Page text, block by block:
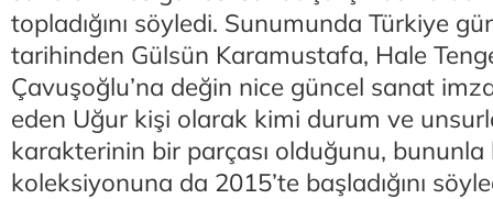
topladığını söyledi. Sunumunda Türkiye
tarihinden Gülsün Karamustafa, Hale
Çavuşoğlu’na değin nice güncel sanat
eden Uğur kişi olarak kimi durum ve
karakterinin bir parçası olduğunu, bununla
koleksiyonuna da 2015’te başladığını